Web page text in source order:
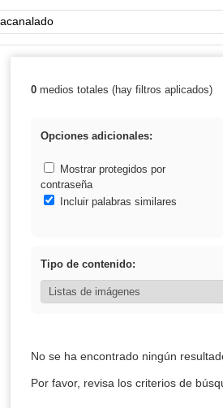
Palabra o frase:
Resultados de: acanalado
0medios totales (hay filtros aplicados)
Opciones adicionales:
Mostrar protegidos por
contraseña
Incluir palabras similares
Tipo de contenido:
No se ha encontrado ningún
Por favor, revisa los criterios de